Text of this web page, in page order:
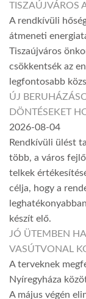
TISZAÚJVÁROS
A rendkívüli
átmeneti
Tiszaújváros
csökkentsék az
legfontosabb
ÚJ
DÖNTÉSEKET
2026-08-04
Rendkívüli ülést
több, a város
telkek
célja, hogy a
készít elő.
JÓ ÜTEMBEN
VASÚTVONAL
A terveknek
Nyíregyháza
A május végén